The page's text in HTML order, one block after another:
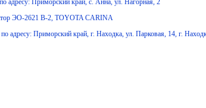
адресу: Приморский край, с. Анна, ул. Нагорная, 2
ЭО-2621 В-2, TOYOTA CARINA
Приморский край, г. Находка, ул. Парковая, 14, г.